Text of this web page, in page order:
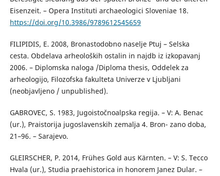
Eisenzeit. – Opera Instituti archaeologici Sloveniae 18.
https://doi.org/10.3986/9789612545659
FILIPIDIS, E. 2008, Bronastodobno naselje Ptuj – Selska
cesta. Obdelava arheoloških ostalin in najdb iz izkopavanj
2006. – Diplomska naloga /Diploma thesis, Oddelek za
arheologijo, Filozofska fakulteta Univerze v Ljubljani
(neobjavljeno / unpublished).
GABROVEC, S. 1983, Jugoistočnoalpska regija. – V: A. Benac
(ur.), Praistorija jugoslavenskih zemalja 4. Bron- zano doba,
21–96. – Sarajevo.
GLEIRSCHER, P. 2014, Frühes Gold aus Kärnten. – V: S. Tecco
Hvala (ur.), Studia praehistorica in honorem Janez Dular. –